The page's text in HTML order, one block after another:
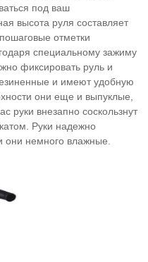
под ваш
высота руля составляет
отметки
специальному зажиму
фиксировать руль и
и имеют удобную
они еще и выпуклые,
руки внезапно соскользнут
Руки надежно
они немного влажные.